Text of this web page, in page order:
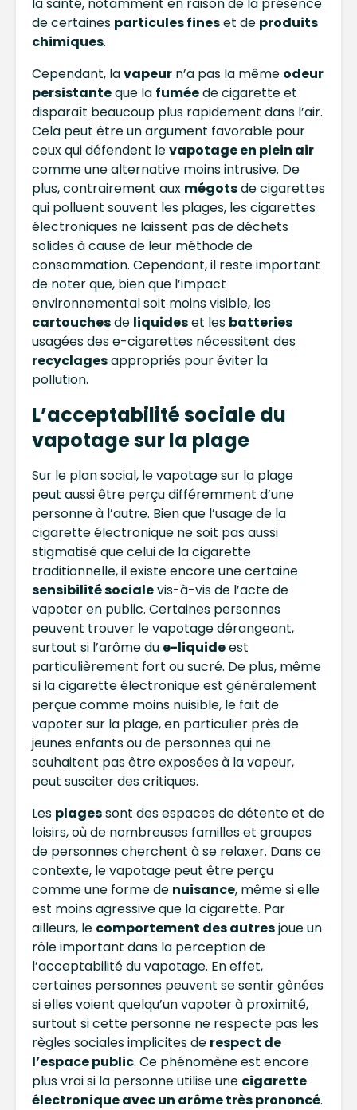
de certaines particules fineset de produits
chimiques.
Cependant, lavapeur n’a pas la même odeur
persistanteque la fuméede cigarette et
disparaît beaucoup plus rapidement dans l’air.
Cela peut être un argument favorable pour
ceux qui défendent levapotage en plein air
comme une alternative moins intrusive. De
plus, contrairement aux mégotsde cigarettes
qui polluent souvent les plages, les cigarettes
électroniques ne laissent pas de déchets
solides à cause de leur méthode de
consommation. Cependant, il reste important
de noter que, bien que l’impact
environnemental soit moins visible, les
cartouchesde liquideset les batteries
usagées des e-cigarettes nécessitent des
recyclagesappropriés pour éviter la
pollution.
L’acceptabilité sociale du
vapotage sur la plage
Sur le plan social, le vapotage sur la plage
peut aussi être perçu différemment d’une
personne à l’autre. Bien que l’usage de la
cigarette électronique ne soit pas aussi
stigmatisé que celui de la cigarette
traditionnelle, il existe encore une certaine
sensibilité socialevis-à-vis de l’acte de
vapoter en public. Certaines personnes
peuvent trouver le vapotage dérangeant,
surtout si l’arôme du e-liquideest
particulièrement fort ou sucré. De plus, même
si la cigarette électronique est généralement
perçue comme moins nuisible, le fait de
vapoter sur la plage, en particulier près de
jeunes enfants ou de personnes qui ne
souhaitent pas être exposées à la vapeur,
peut susciter des critiques.
Les plagessont des espaces de détente et de
loisirs, où de nombreuses familles et groupes
de personnes cherchent à se relaxer. Dans ce
contexte, le vapotage peut être perçu
comme une forme de nuisance, même si elle
est moins agressive que la cigarette. Par
ailleurs, le comportement des autresjoue un
rôle important dans la perception de
l’acceptabilité du vapotage. En effet,
certaines personnes peuvent se sentir gênées
si elles voient quelqu’un vapoter à proximité,
surtout si cette personne ne respecte pas les
règles sociales implicites de respect de
l’espace public. Ce phénomène est encore
plus vrai si la personne utilise une cigarette
électronique avec un arôme très prononcé.